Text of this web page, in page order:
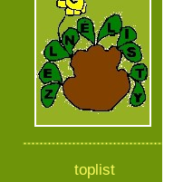
toplist